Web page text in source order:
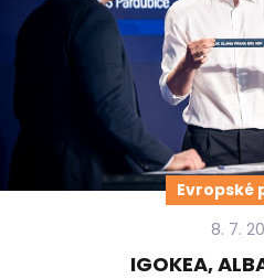
Evropské
8. 7.
IGOKEA,